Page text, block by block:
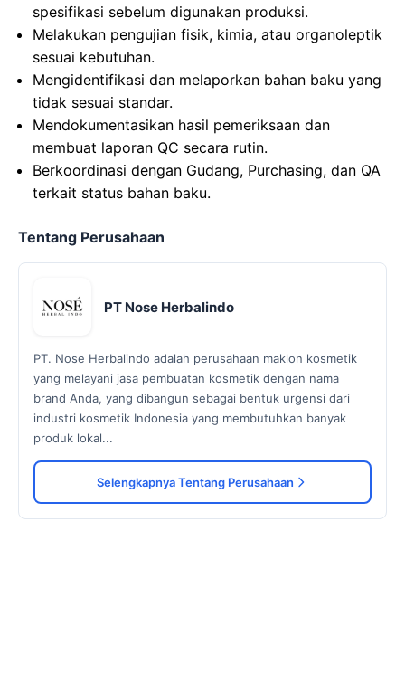
spesifikasi sebelum digunakan produksi.
Melakukan pengujian fisik, kimia, atau organoleptik
sesuai kebutuhan.
Mengidentifikasi dan melaporkan bahan baku yang
tidak sesuai standar.
Mendokumentasikan hasil pemeriksaan dan
membuat laporan QC secara rutin.
Berkoordinasi dengan Gudang, Purchasing, dan QA
terkait status bahan baku.
Tentang Perusahaan
PT Nose Herbalindo
PT. Nose Herbalindo adalah perusahaan maklon kosmetik
yang melayani jasa pembuatan kosmetik dengan nama
brand Anda, yang dibangun sebagai bentuk urgensi dari
industri kosmetik Indonesia yang membutuhkan banyak
produk lokal...
Selengkapnya Tentang Perusahaan